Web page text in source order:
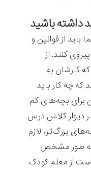
از قوانین و
کنند. از
کارشان به
که چه کار باید
برای بچه‌های کم
دیوار کلاس درس
بزرگ‌تر، لازم
به طور مشخص
است از معلم کودک